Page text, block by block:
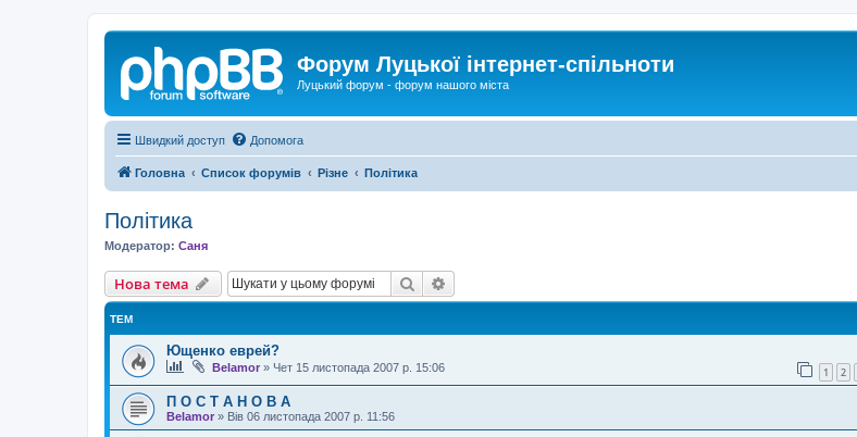
Форум Луцької інтернет-спільноти
Луцький форум - форум нашого міста
Швидкий доступ Допомога
Головна Список форумів Різне Політика
Політика
Модератор: Саня
Нова тема Пошук
ТЕМ
Ющенко еврей?
Belamor » Чет 15 листопада 2007 р. 15:06 1 2
П О С Т А Н О В А
Belamor » Вів 06 листопада 2007 р. 11:56